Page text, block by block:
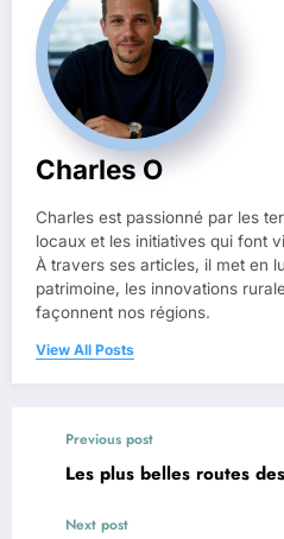
Charles O
Charles est passionné par les
locaux et les initiatives qui font
À travers ses articles, il met en
patrimoine, les innovations
façonnent nos régions.
View All Posts
Previous post
Les plus belles routes
Next post